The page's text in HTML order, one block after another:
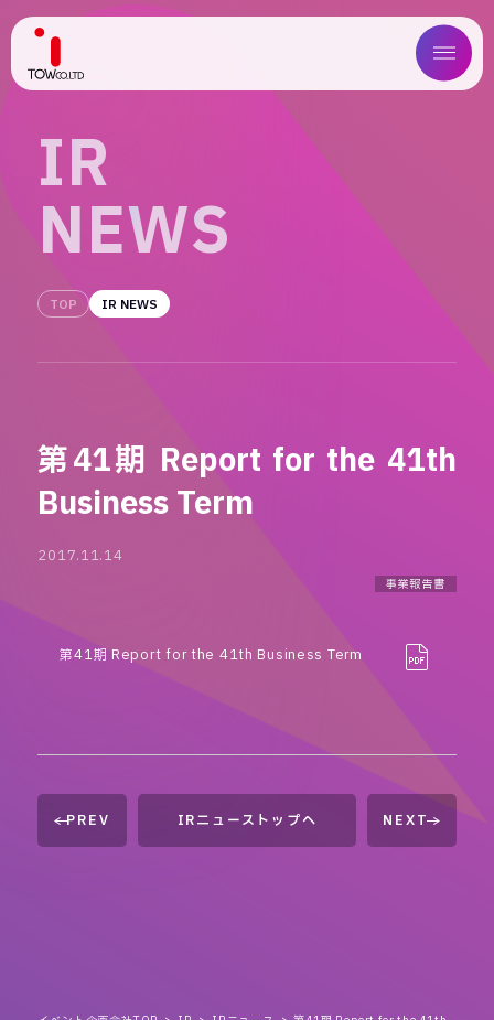
ABOUT US
WORKS
COMPANY
IR
IR
NEWS
TOP IR NEWS
第41期 Report for the 41th
Business Term
2017.11.14
事業報告書
第41期 Report for the 41th Business Term
PREV IRニューストップへ NEXT